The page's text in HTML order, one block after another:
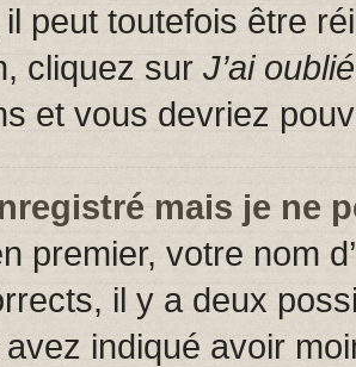
peut toutefois être
cliquez sur J’ai
et vous devriez
mais je ne
premier, votre nom
il y a deux
indiqué avoir